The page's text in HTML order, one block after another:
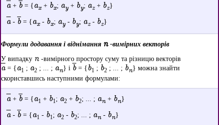
a+ b= {ax+ bx; ay+ by; az+ bz}
a- b= {ax- bx; ay- by; az- bz}
Формули додавання і віднімання n-вимірних векторів
У випадку n -вимірного простору суму та різницю векторів
a= {a1 ; a2 ; ... ; an} і b = {b1 ; b2 ; ... ; bn} можна знайти
скориставшись наступними формулами:
a+ b= {a1 + b1 ; a2+ b2; ... ; an + bn}
a- b= {a1 - b1; a2- b2; ... ; an - bn}